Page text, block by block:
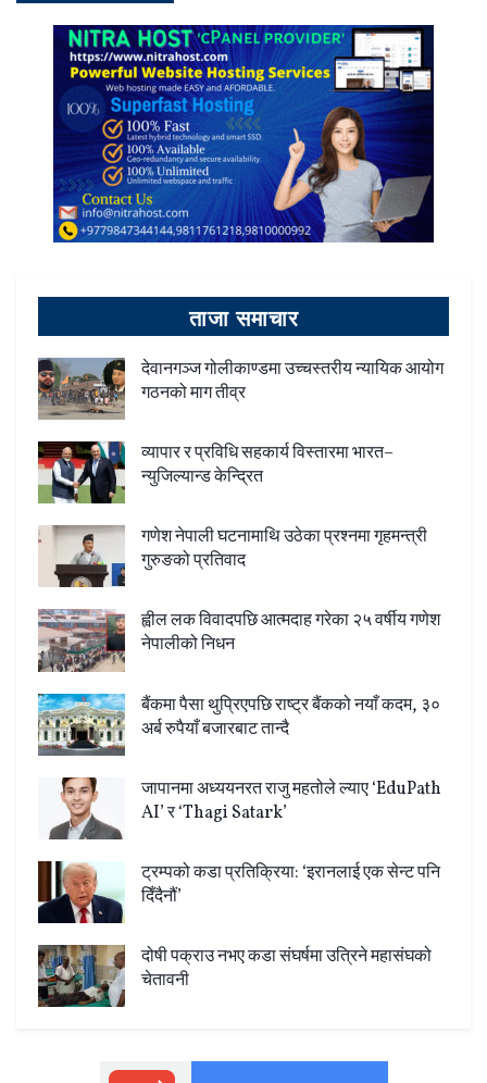
ताजा समाचार
देवानगञ्ज गोलीकाण्डमा उच्चस्तरीय न्यायिक आयोग
गठनको माग तीव्र
व्यापार र प्रविधि सहकार्य विस्तारमा भारत–
न्युजिल्यान्ड केन्द्रित
गणेश नेपाली घटनामाथि उठेका प्रश्नमा गृहमन्त्री
गुरुङको प्रतिवाद
ह्वील लक विवादपछि आत्मदाह गरेका २५ वर्षीय गणेश
नेपालीको निधन
बैंकमा पैसा थुप्रिएपछि राष्ट्र बैंकको नयाँ कदम, ३०
अर्ब रुपैयाँ बजारबाट तान्दै
जापानमा अध्ययनरत राजु महतोले ल्याए ‘EduPath
AI’ र ‘Thagi Satark’
ट्रम्पको कडा प्रतिक्रिया: ‘इरानलाई एक सेन्ट पनि
दिँदैनौं’
दोषी पक्राउ नभए कडा संघर्षमा उत्रिने महासंघको
चेतावनी